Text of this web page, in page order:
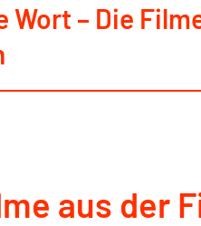
Wort – Die
aus der